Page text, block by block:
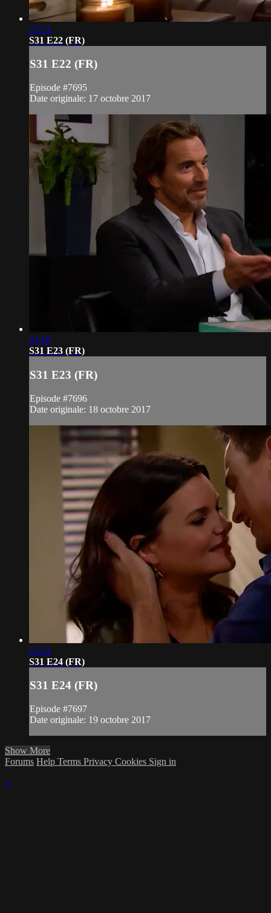
21:21
S31 E22 (FR)
S31 E22 (FR)
Episode #7695
Date originale: 17 octobre 2017
21:16
S31 E23 (FR)
S31 E23 (FR)
Episode #7696
Date originale: 18 octobre 2017
21:21
S31 E24 (FR)
S31 E24 (FR)
Episode #7697
Date originale: 19 octobre 2017
Show More
Forums Help Terms Privacy Cookies Sign in
×